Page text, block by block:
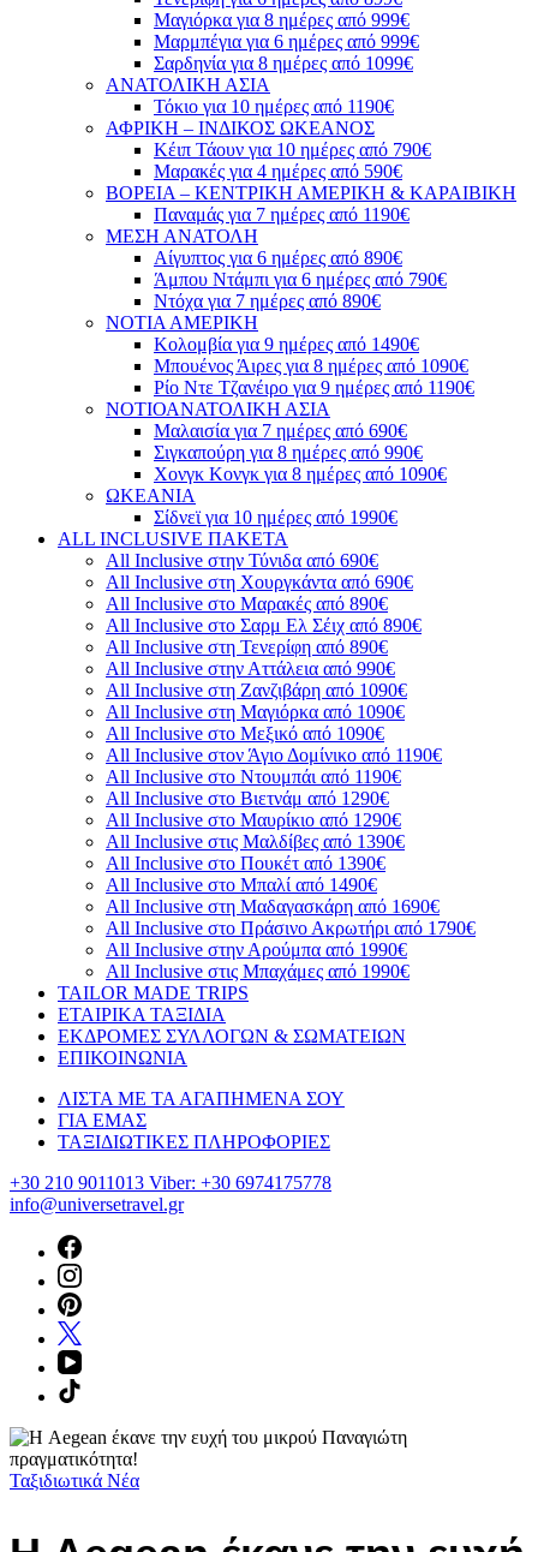
Μαγιόρκα για 8 ημέρες από 999€
Μαρμπέγια για 6 ημέρες από 999€
Σαρδηνία για 8 ημέρες από 1099€
ΑΝΑΤΟΛΙΚΗ ΑΣΙΑ
Τόκιο για 10 ημέρες από 1190€
ΑΦΡΙΚΗ – ΙΝΔΙΚΟΣ ΩΚΕΑΝΟΣ
Κέιπ Τάουν για 10 ημέρες από 790€
Μαρακές για 4 ημέρες από 590€
ΒΟΡΕΙΑ – ΚΕΝΤΡΙΚΗ ΑΜΕΡΙΚΗ & ΚΑΡΑΙΒΙΚΗ
Παναμάς για 7 ημέρες από 1190€
ΜΕΣΗ ΑΝΑΤΟΛΗ
Αίγυπτος για 6 ημέρες από 890€
Άμπου Ντάμπι για 6 ημέρες από 790€
Ντόχα για 7 ημέρες από 890€
ΝΟΤΙΑ ΑΜΕΡΙΚΗ
Κολομβία για 9 ημέρες από 1490€
Μπουένος Άιρες για 8 ημέρες από 1090€
Ρίο Ντε Τζανέιρο για 9 ημέρες από 1190€
ΝΟΤΙΟΑΝΑΤΟΛΙΚΗ ΑΣΙΑ
Μαλαισία για 7 ημέρες από 690€
Σιγκαπούρη για 8 ημέρες από 990€
Χονγκ Κονγκ για 8 ημέρες από 1090€
ΩΚΕΑΝΙΑ
Σίδνεϊ για 10 ημέρες από 1990€
ALL INCLUSIVE ΠΑΚΕΤΑ
All Inclusive στην Τύνιδα από 690€
All Inclusive στη Χουργκάντα από 690€
All Inclusive στο Μαρακές από 890€
All Inclusive στο Σαρμ Ελ Σέιχ από 890€
All Inclusive στη Τενερίφη από 890€
All Inclusive στην Αττάλεια από 990€
All Inclusive στη Ζανζιβάρη από 1090€
All Inclusive στη Μαγιόρκα από 1090€
All Inclusive στο Μεξικό από 1090€
All Inclusive στον Άγιο Δομίνικο από 1190€
All Inclusive στο Ντουμπάι από 1190€
All Inclusive στο Βιετνάμ από 1290€
All Inclusive στο Μαυρίκιο από 1290€
All Inclusive στις Μαλδίβες από 1390€
All Inclusive στο Πουκέτ από 1390€
All Inclusive στο Μπαλί από 1490€
All Inclusive στη Μαδαγασκάρη από 1690€
All Inclusive στο Πράσινο Ακρωτήρι από 1790€
All Inclusive στην Αρούμπα από 1990€
All Inclusive στις Μπαχάμες από 1990€
TAILOR MADE TRIPS
ΕΤΑΙΡΙΚΑ ΤΑΞΙΔΙΑ
ΕΚΔΡΟΜΕΣ ΣΥΛΛΟΓΩΝ & ΣΩΜΑΤΕΙΩΝ
ΕΠΙΚΟΙΝΩΝΙΑ
ΛΙΣΤΑ ΜΕ ΤΑ ΑΓΑΠΗΜΕΝΑ ΣΟΥ
ΓΙΑ ΕΜΑΣ
ΤΑΞΙΔΙΩΤΙΚΕΣ ΠΛΗΡΟΦΟΡΙΕΣ
+30 210 9011013 Viber: +30 6974175778
info@universetravel.gr
Ταξιδιωτικά Νέα